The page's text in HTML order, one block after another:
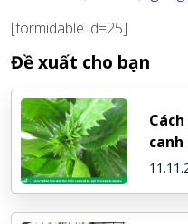
[formidable id=25]
Đề xuất cho bạn